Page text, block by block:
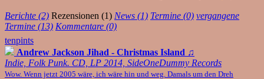
Berichte (2) Rezensionen (1) News (1) Termine (0) vergangene
Termine (13) Kommentare (0)
tenpints
Andrew Jackson Jihad - Christmas Island ♫
Indie, Folk Punk. CD, LP 2014, SideOneDummy Records
Wow. Wenn jetzt 2005 wäre, ich wäre hin und weg. Damals um den Dreh